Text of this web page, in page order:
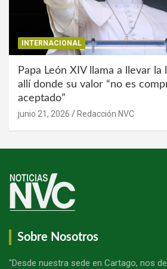
INTERNACIONAL
Papa León XIV llama a llevar la
allí donde su valor “no es
aceptado”
junio 21, 2026 Redacción NVC
Sobre Nosotros
"Desde nuestra sede en Cartago, nos